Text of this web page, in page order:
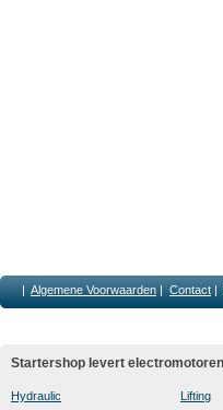
| Algemene Voorwaarden | Contact |
Startershop levert
Hydraulic Lifting